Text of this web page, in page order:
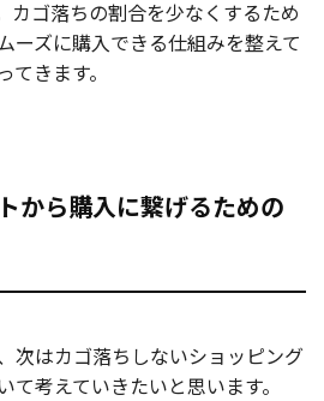
カゴ落ちの割合を少なくするため
ーズに購入できる仕組みを整えて
きます。
から購入に繋げるための
次はカゴ落ちしないショッピング
て考えていきたいと思います。